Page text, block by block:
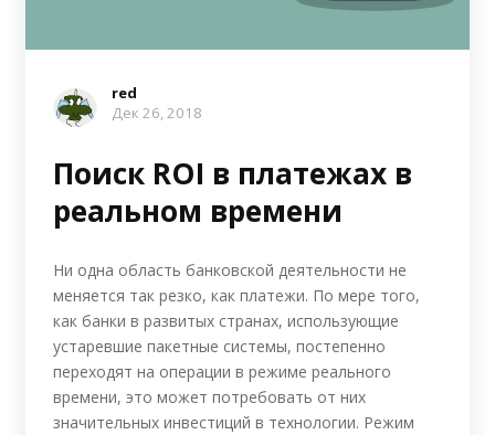
red
Дек 26, 2018
Поиск ROI в платежах в
реальном времени
Ни одна область банковской деятельности не
меняется так резко, как платежи. По мере того,
как банки в развитых странах, использующие
устаревшие пакетные системы, постепенно
переходят на операции в режиме реального
времени, это может потребовать от них
значительных инвестиций в технологии. Режим